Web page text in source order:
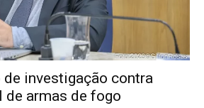
de investigação contra
armas de fogo